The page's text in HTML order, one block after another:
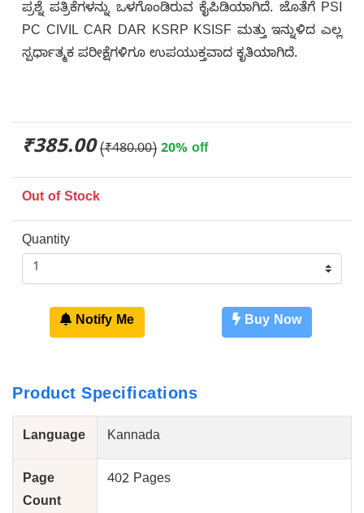
ಪ್ರಶ್ನೆ ಪತ್ರಿಕೆಗಳನ್ನು ಒಳಗೊಂಡಿರುವ ಕೈಪಿಡಿಯಾಗಿದೆ. ಜೊತೆಗೆ PSI
PC CIVIL CAR DAR KSRP KSISF ಮತ್ತು ಇನ್ನುಳಿದ ಎಲ್ಲ
ಸ್ಪರ್ಧಾತ್ಮಕ ಪರೀಕ್ಷೆಗಳಿಗೂ ಉಪಯುಕ್ತವಾದ ಕೃತಿಯಾಗಿದೆ.
₹385.00 (₹480.00) 20% off
Out of Stock
Quantity
Notify Me Buy Now
Product Specifications
Language Kannada
Page
Count
402 Pages